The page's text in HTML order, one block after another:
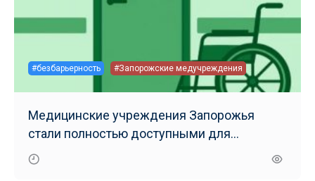
#безбарьерность #Запорожские медучреждения
Медицинские учреждения Запорожья
стали полностью доступными для
маломобильных групп населения